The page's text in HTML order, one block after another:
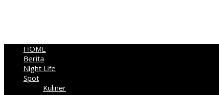
HOME
Berita
Night Life
Spot
Kuliner